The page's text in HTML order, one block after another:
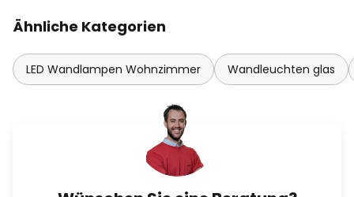
Ähnliche Kategorien
LED Wandlampen Wohnzimmer Wandleuchten glas